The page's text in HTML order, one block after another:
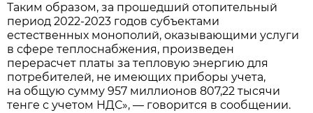
Таким образом, за прошедший отопительный
период 2022-2023 годов субъектами
естественных монополий, оказывающими услуги
в сфере теплоснабжения, произведен
перерасчет платы за тепловую энергию для
потребителей, не имеющих приборы учета,
на общую сумму 957 миллионов 807,22 тысячи
тенге с учетом НДС», — говорится в сообщении.